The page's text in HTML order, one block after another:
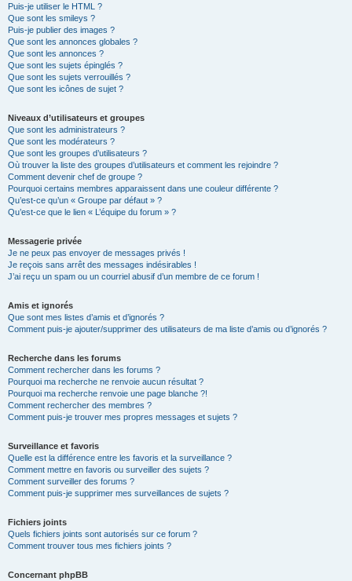
Puis-je utiliser le HTML ?
Que sont les smileys ?
Puis-je publier des images ?
Que sont les annonces globales ?
Que sont les annonces ?
Que sont les sujets épinglés ?
Que sont les sujets verrouillés ?
Que sont les icônes de sujet ?
Niveaux d’utilisateurs et groupes
Que sont les administrateurs ?
Que sont les modérateurs ?
Que sont les groupes d’utilisateurs ?
Où trouver la liste des groupes d’utilisateurs et comment les rejoindre ?
Comment devenir chef de groupe ?
Pourquoi certains membres apparaissent dans une couleur différente ?
Qu’est-ce qu’un « Groupe par défaut » ?
Qu’est-ce que le lien « L’équipe du forum » ?
Messagerie privée
Je ne peux pas envoyer de messages privés !
Je reçois sans arrêt des messages indésirables !
J’ai reçu un spam ou un courriel abusif d’un membre de ce forum !
Amis et ignorés
Que sont mes listes d’amis et d’ignorés ?
Comment puis-je ajouter/supprimer des utilisateurs de ma liste d’amis ou d’ignorés ?
Recherche dans les forums
Comment rechercher dans les forums ?
Pourquoi ma recherche ne renvoie aucun résultat ?
Pourquoi ma recherche renvoie une page blanche ?!
Comment rechercher des membres ?
Comment puis-je trouver mes propres messages et sujets ?
Surveillance et favoris
Quelle est la différence entre les favoris et la surveillance ?
Comment mettre en favoris ou surveiller des sujets ?
Comment surveiller des forums ?
Comment puis-je supprimer mes surveillances de sujets ?
Fichiers joints
Quels fichiers joints sont autorisés sur ce forum ?
Comment trouver tous mes fichiers joints ?
Concernant phpBB